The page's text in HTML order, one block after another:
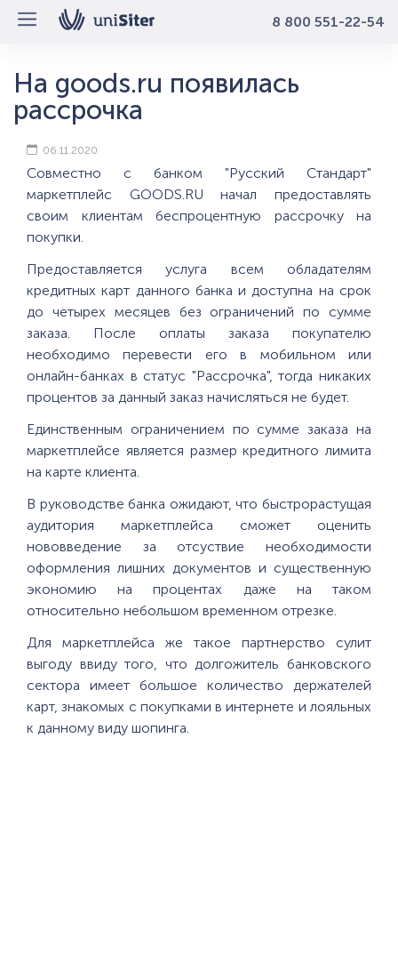
8 800 551-22-54
На goods.ru появилась
рассрочка
06.11.2020
Совместно с банком "Русский Стандарт"
маркетплейс GOODS.RU начал предоставлять
своим клиентам беспроцентную рассрочку на
покупки.
Предоставляется услуга всем обладателям
кредитных карт данного банка и доступна на срок
до четырех месяцев без ограничений по сумме
заказа. После оплаты заказа покупателю
необходимо перевести его в мобильном или
онлайн-банках в статус "Рассрочка", тогда никаких
процентов за данный заказ начисляться не будет.
Единственным ограничением по сумме заказа на
маркетплейсе является размер кредитного лимита
на карте клиента.
В руководстве банка ожидают, что быстрорастущая
аудитория маркетплейса сможет оценить
нововведение за отсуствие необходимости
оформления лишних документов и существенную
экономию на процентах даже на таком
относительно небольшом временном отрезке.
Для маркетплейса же такое партнерство сулит
выгоду ввиду того, что долгожитель банковского
сектора имеет большое количество держателей
карт, знакомых с покупками в интернете и лояльных
к данному виду шопинга.